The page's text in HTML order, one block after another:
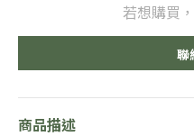
若想購買
聯
商品描述